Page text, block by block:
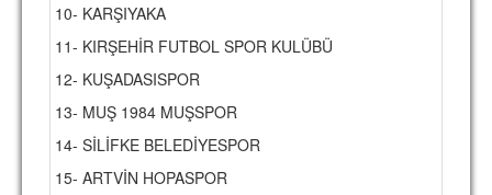
SPOR TESİSLERİ
YÖNETİM KURULU
SPONSORLAR
10- KARŞIYAKA
11- KIRŞEHİR FUTBOL SPOR KULÜBÜ
12- KUŞADASISPOR
13- MUŞ 1984 MUŞSPOR
14- SİLİFKE BELEDİYESPOR
15- ARTVİN HOPASPOR